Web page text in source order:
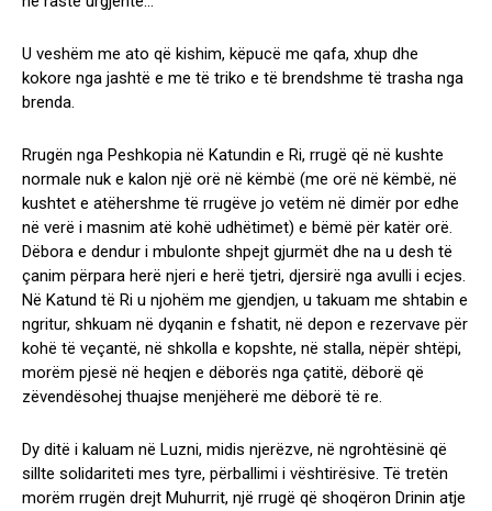
U veshëm me ato që kishim, këpucë me qafa, xhup dhe
kokore nga jashtë e me të triko e të brendshme të trasha nga
brenda.
Rrugën nga Peshkopia në Katundin e Ri, rrugë që në kushte
normale nuk e kalon një orë në këmbë (me orë në këmbë, në
kushtet e atëhershme të rrugëve jo vetëm në dimër por edhe
në verë i masnim atë kohë udhëtimet) e bëmë për katër orë.
Dëbora e dendur i mbulonte shpejt gjurmët dhe na u desh të
çanim përpara herë njeri e herë tjetri, djersirë nga avulli i ecjes.
Në Katund të Ri u njohëm me gjendjen, u takuam me shtabin e
ngritur, shkuam në dyqanin e fshatit, në depon e rezervave për
kohë të veçantë, në shkolla e kopshte, në stalla, nëpër shtëpi,
morëm pjesë në heqjen e dëborës nga çatitë, dëborë që
zëvendësohej thuajse menjëherë me dëborë të re.
Dy ditë i kaluam në Luzni, midis njerëzve, në ngrohtësinë që
sillte solidariteti mes tyre, përballimi i vështirësive. Të tretën
morëm rrugën drejt Muhurrit, një rrugë që shoqëron Drinin atje